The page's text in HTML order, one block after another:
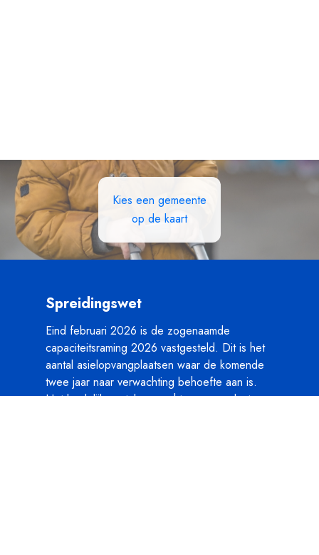
Kies een gemeente
op de kaart
Spreidingswet
Eind februari 2026 is de zogenaamde
capaciteitsraming 2026 vastgesteld. Dit is het
aantal asielopvangplaatsen waar de komende
twee jaar naar verwachting behoefte aan is.
Het landelijk aantal verwachte opvangplaatsen